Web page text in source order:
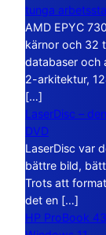
tunga
AMD EPYC
kärnor och 32
databaser och
2-arkitektur,
[…]
LaserDisc –
DVD
LaserDisc var
bättre bild,
Trots att
det en […]
HP ProBook